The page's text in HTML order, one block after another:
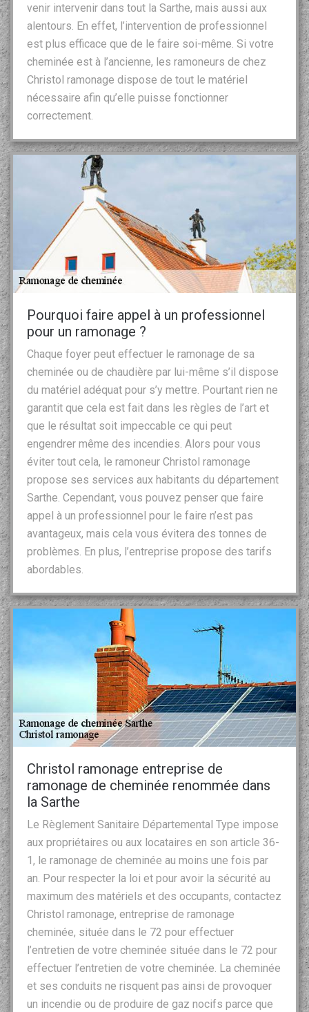
venir intervenir dans tout la Sarthe, mais aussi aux
alentours. En effet, l’intervention de professionnel
est plus efficace que de le faire soi-même. Si votre
cheminée est à l’ancienne, les ramoneurs de chez
Christol ramonage dispose de tout le matériel
nécessaire afin qu’elle puisse fonctionner
correctement.
Pourquoi faire appel à un professionnel
pour un ramonage ?
Chaque foyer peut effectuer le ramonage de sa
cheminée ou de chaudière par lui-même s’il dispose
du matériel adéquat pour s’y mettre. Pourtant rien ne
garantit que cela est fait dans les règles de l’art et
que le résultat soit impeccable ce qui peut
engendrer même des incendies. Alors pour vous
éviter tout cela, le ramoneur Christol ramonage
propose ses services aux habitants du département
Sarthe. Cependant, vous pouvez penser que faire
appel à un professionnel pour le faire n’est pas
avantageux, mais cela vous évitera des tonnes de
problèmes. En plus, l’entreprise propose des tarifs
abordables.
Christol ramonage entreprise de
ramonage de cheminée renommée dans
la Sarthe
Le Règlement Sanitaire Départemental Type impose
aux propriétaires ou aux locataires en son article 36-
1, le ramonage de cheminée au moins une fois par
an. Pour respecter la loi et pour avoir la sécurité au
maximum des matériels et des occupants, contactez
Christol ramonage, entreprise de ramonage
cheminée, située dans le 72 pour effectuer
l’entretien de votre cheminée située dans le 72 pour
effectuer l’entretien de votre cheminée. La cheminée
et ses conduits ne risquent pas ainsi de provoquer
un incendie ou de produire de gaz nocifs parce que